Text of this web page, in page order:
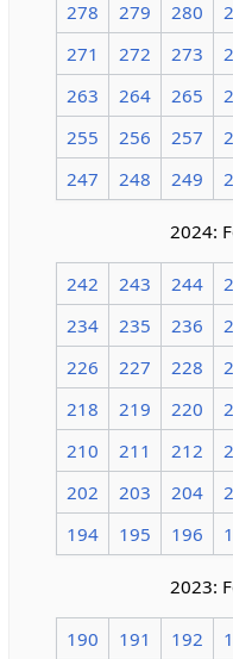
278 279 280
271
272 273
263
264 265
255
256 257
247
248 249
2024:
242 243 244
234
235 236
226
227 228
218
219 220
210
211 212
202
203 204
194
195 196
2023:
190 191 192